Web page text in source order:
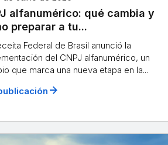
alfanumérico: qué cambia y
preparar a tu...
Federal de Brasil anunció la
del CNPJ alfanumérico, un
que marca una nueva etapa en la...
arrow_forward